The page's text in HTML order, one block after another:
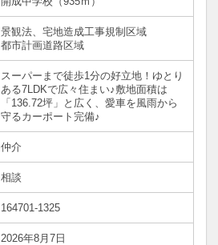
景観法、宅地造成工事規制区域
都市計画道路区域
スーパーまで徒歩1分の好立地！ゆとり
ある7LDKで広々住まい♪敷地面積は
「136.72坪」と広く、愛車を風雨から
守るカーポート完備♪
仲介
相談
164701-1325
2026年8月7日